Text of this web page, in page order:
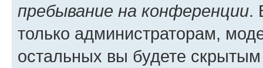
пребывание на конференции.
только администраторам,
остальных вы будете